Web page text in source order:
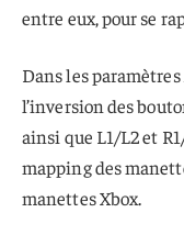
entre eux, pour se
Dans les paramètres
l’inversion des
ainsi que L1/L2 et
mapping des
manettes Xbox.